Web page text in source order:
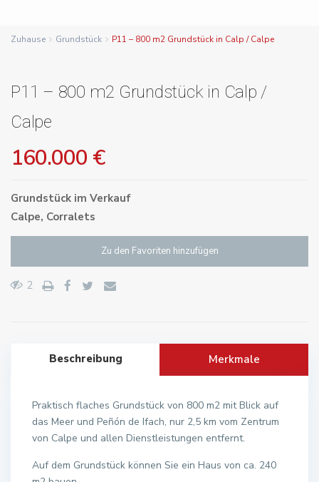
Zuhause Grundstück P11 – 800 m2 Grundstück in Calp / Calpe
P11 – 800 m2 Grundstück in Calp /
Calpe
160.000 €
Grundstück im Verkauf
Calpe, Corralets
Zu den Favoriten hinzufügen
2
Beschreibung Merkmale
Praktisch flaches Grundstück von 800 m2 mit Blick auf
das Meer und Peñón de Ifach, nur 2,5 km vom Zentrum
von Calpe und allen Dienstleistungen entfernt.
Auf dem Grundstück können Sie ein Haus von ca. 240